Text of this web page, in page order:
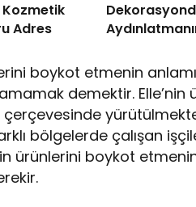
Adres
boykot etmenin
demektir.
bölgelerde çalışan
ürünlerini boykot